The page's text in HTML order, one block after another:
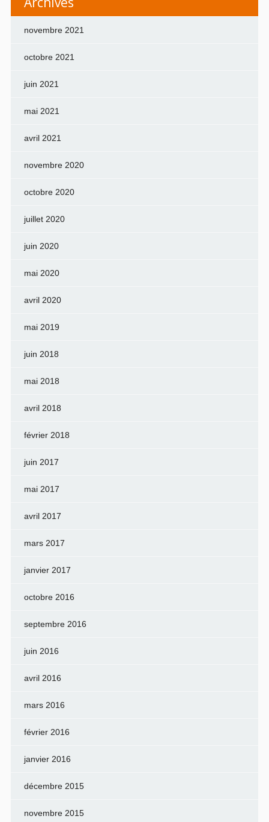
novembre 2021
octobre 2021
juin 2021
mai 2021
avril 2021
novembre 2020
octobre 2020
juillet 2020
juin 2020
mai 2020
avril 2020
mai 2019
juin 2018
mai 2018
avril 2018
février 2018
juin 2017
mai 2017
avril 2017
mars 2017
janvier 2017
octobre 2016
septembre 2016
juin 2016
avril 2016
mars 2016
février 2016
janvier 2016
décembre 2015
novembre 2015